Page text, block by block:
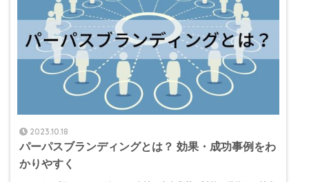
2023.10.18
パーパスブランディングとは？ 効果・成功事例をわ
かりやすく